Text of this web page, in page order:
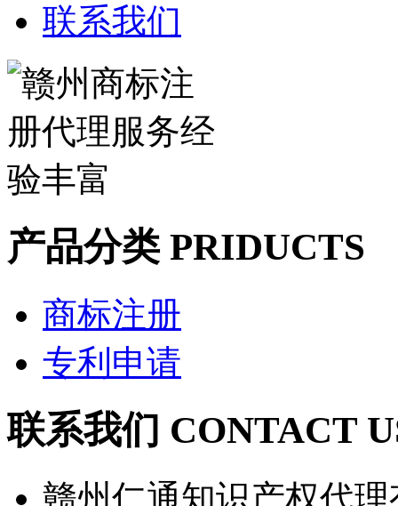
联系我们
产品分类 PRIDUCTS
商标注册
专利申请
联系我们 CONTACT
赣州仁通知识产权代